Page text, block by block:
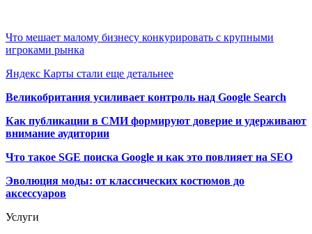
Что мешает малому бизнесу конкурировать с крупными
игроками рынка
Яндекс Карты стали еще детальнее
Великобритания усиливает контроль над Google Search
Как публикации в СМИ формируют доверие и удерживают
внимание аудитории
Что такое SGE поиска Google и как это повлияет на SEO
Эволюция моды: от классических костюмов до
аксессуаров
Услуги